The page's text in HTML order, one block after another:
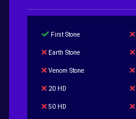
First Stone
Earth Stone
Venom Stone
20 HD
50 HD